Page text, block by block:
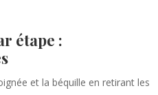
étape :
et la béquille en retirant les